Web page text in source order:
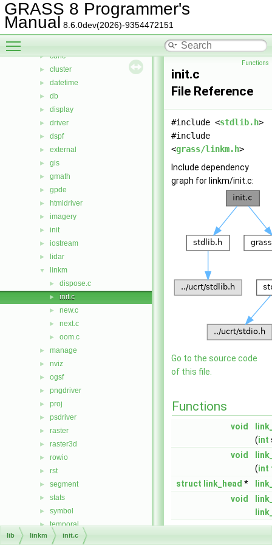
GRASS 8 Programmer's
Manual 8.6.0dev(2026)-9354472151
► btree
► btree2
► cairodriver
► cdhc
► cluster
► datetime
► db
► display
► driver
► dspf
► external
► gis
► gmath
► gpde
► htmldriver
► imagery
► init
► iostream
► lidar
▼ linkm
► dispose.c
► init.c
► new.c
► next.c
► oom.c
► manage
► nviz
► ogsf
► pngdriver
► proj
► psdriver
► raster
► raster3d
► rowio
► rst
► segment
► stats
► symbol
► temporal
► vector
Functions
init.c
File Reference
#include <stdlib.h>
#include
<grass/linkm.h>
Include dependency
graph for linkm/init.c:
Go to the source code
of this file.
Functions
void
(int
void
(int
struct link_head *
void
lib linkm init.c